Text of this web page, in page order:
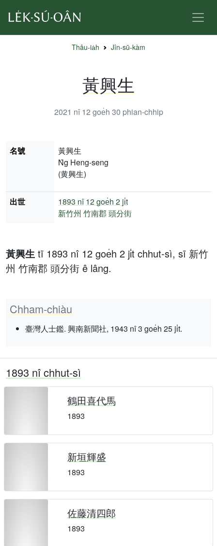
Thâu-ia̍h Jîn-sū-kàm
黃興生
2021 nî 12 goe̍h 30 phian-chhip
黃興生 tī 1893 nî 12 goe̍h 2 ji̍t chhut-sì, sī 新竹
州 竹南郡 頭分街 ê lâng.
Chham-chiàu
臺灣人士鑑. 興南新聞社, 1943 nî 3 goe̍h 25 ji̍t.
名號
黃興生
N̂g Heng-seng
(黄興生)
出世 1893 nî 12 goe̍h 2 ji̍t
新竹州 竹南郡 頭分街
1893 nî chhut-sì
鶴田喜代馬
1893
新垣輝盛
1893
佐藤清四郎
1893